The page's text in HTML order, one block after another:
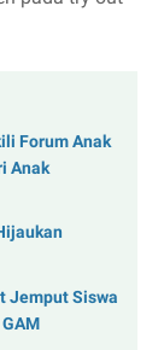
Forum Anak
Anak
Jemput Siswa